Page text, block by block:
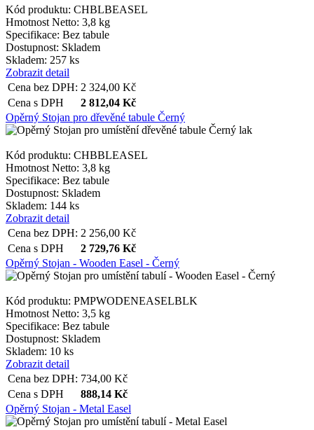
Kód produktu: CHBLBEASEL
Hmotnost Netto: 3,8 kg
Specifikace: Bez tabule
Dostupnost: Skladem
Skladem: 257 ks
Zobrazit detail
Cena bez DPH: 2 324,00 Kč
Cena s DPH
2 812,04 Kč
Opěrný Stojan pro dřevěné tabule Černý
Kód produktu: CHBBLEASEL
Hmotnost Netto: 3,8 kg
Specifikace: Bez tabule
Dostupnost: Skladem
Skladem: 144 ks
Zobrazit detail
Cena bez DPH: 2 256,00 Kč
Cena s DPH
2 729,76 Kč
Opěrný Stojan - Wooden Easel - Černý
Kód produktu: PMPWODENEASELBLK
Hmotnost Netto: 3,5 kg
Specifikace: Bez tabule
Dostupnost: Skladem
Skladem: 10 ks
Zobrazit detail
Cena bez DPH: 734,00 Kč
Cena s DPH
888,14 Kč
Opěrný Stojan - Metal Easel